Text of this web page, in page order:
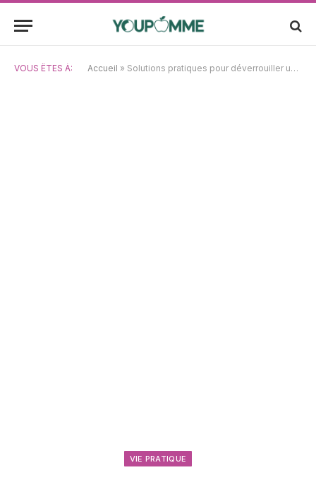
VOUS ÊTES À: Accueil » Solutions pratiques pour déverrouiller un disque dur externe en mode lecture seule sur Mac sans le formater
VIE PRATIQUE